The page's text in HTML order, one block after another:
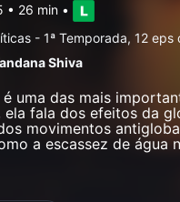
• 26 min •
- 1ª Temporada, 12 eps
Shiva
é uma das mais
ela fala dos efeitos da
movimentos
a escassez de água